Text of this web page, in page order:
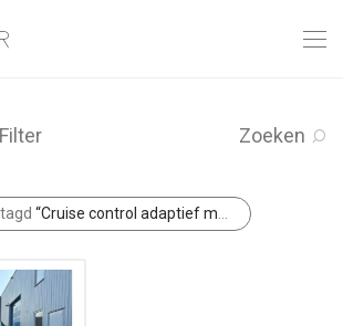
Filter Zoeken
“Cruise control adaptief met Stop&Go”